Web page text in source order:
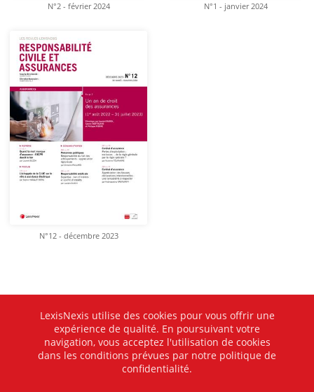
N°2 - février 2024 N°1 - janvier 2024
N°12 - décembre 2023
LexisNexis utilise des cookies pour vous offrir une
expérience de qualité. En poursuivant votre
navigation, vous acceptez l'utilisation de cookies
dans les conditions prévues par notre politique de
confidentialité.